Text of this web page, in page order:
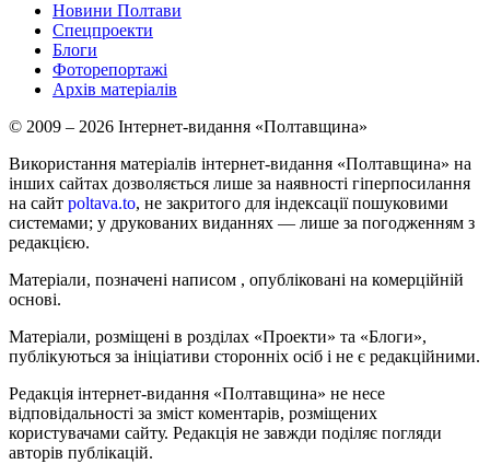
Новини Полтави
Спецпроекти
Блоги
Фоторепортажі
Архів матеріалів
© 2009 – 2026 Інтернет-видання «Полтавщина»
Використання матеріалів інтернет-видання «Полтавщина» на
інших сайтах дозволяється лише за наявності гіперпосилання
на сайт poltava.to, не закритого для індексації пошуковими
системами; у друкованих виданнях — лише за погодженням з
редакцією.
Матеріали, позначені написом , опубліковані на комерційній
основі.
Матеріали, розміщені в розділах «Проекти» та «Блоги»,
публікуються за ініціативи сторонніх осіб і не є редакційними.
Редакція інтернет-видання «Полтавщина» не несе
відповідальності за зміст коментарів, розміщених
користувачами сайту. Редакція не завжди поділяє погляди
авторів публікацій.